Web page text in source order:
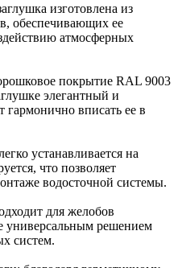
изготовлена из
обеспечивающих ее
атмосферных
покрытие RAL 9003
элегантный и
гармонично вписать ее в
устанавливается на
что позволяет
водосточной системы.
для желобов
универсальным решением
систем.